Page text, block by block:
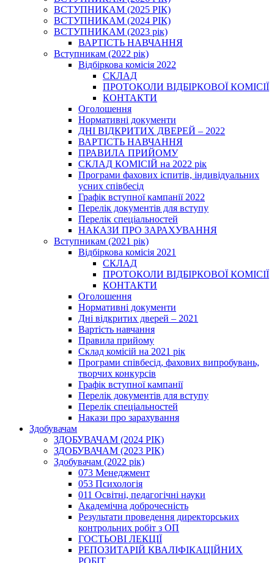
ВСТУПНИКАМ (2025 РІК)
ВСТУПНИКАМ (2024 РІК)
ВСТУПНИКАМ (2023 рік)
ВАРТІСТЬ НАВЧАННЯ
Вступникам (2022 рік)
Відбіркова комісія 2022
СКЛАД
ПРОТОКОЛИ ВІДБІРКОВОЇ КОМІСІЇ
КОНТАКТИ
Оголошення
Нормативні документи
ДНІ ВІДКРИТИХ ДВЕРЕЙ – 2022
ВАРТІСТЬ НАВЧАННЯ
ПРАВИЛА ПРИЙОМУ
СКЛАД КОМІСІЙ на 2022 рік
Програми фахових іспитів, індивідуальних
усних співбесід
Графік вступної кампанії 2022
Перелік документів для вступу
Перелік спеціальностей
НАКАЗИ ПРО ЗАРАХУВАННЯ
Вступникам (2021 рік)
Відбіркова комісія 2021
СКЛАД
ПРОТОКОЛИ ВІДБІРКОВОЇ КОМІСІЇ
КОНТАКТИ
Оголошення
Нормативні документи
Дні відкритих дверей – 2021
Вартість навчання
Правила прийому
Склад комісій на 2021 рік
Програми співбесід, фахових випробувань,
творчих конкурсів
Графік вступної кампанії
Перелік документів для вступу
Перелік спеціальностей
Накази про зарахування
Здобувачам
ЗДОБУВАЧАМ (2024 РІК)
ЗДОБУВАЧАМ (2023 РІК)
Здобувачам (2022 рік)
073 Менеджмент
053 Психологія
011 Освітні, педагогічні науки
Академічна доброчесність
Результати проведення директорських
контрольних робіт з ОП
ГОСТЬОВІ ЛЕКЦІЇ
РЕПОЗИТАРІЙ КВАЛІФІКАЦІЙНИХ
РОБІТ